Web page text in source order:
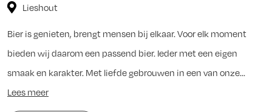
Lieshout
Bier is genieten, brengt mensen bij elkaar. Voor elk moment
bieden wij daarom een passend bier. Ieder met een eigen
smaak en karakter. Met liefde gebrouwen in een van onze...
Lees meer